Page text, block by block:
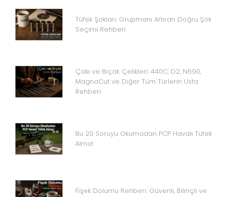
Tüfek Şokları: Grupmanı Artıran Doğru Şok
Seçimi Rehberi
Çakı ve Bıçak Çelikleri: 440C, D2, N690,
MagnaCut ve Diğer Tüm Türlerin Usta
Rehberi
Bu 20 Soruyu Okumadan PCP Havalı Tüfek
Alma!
Fişek Dolumu Rehberi: Güvenli, Bilinçli ve